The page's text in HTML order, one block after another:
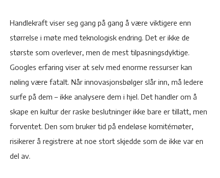
Handlekraft viser seg gang på gang å være viktigere enn
størrelse i møte med teknologisk endring. Det er ikke de
største som overlever, men de mest tilpasningsdyktige.
Googles erfaring viser at selv med enorme ressurser kan
nøling være fatalt. Når innovasjonsbølger slår inn, må ledere
surfe på dem – ikke analysere dem i hjel. Det handler om å
skape en kultur der raske beslutninger ikke bare er tillatt, men
forventet. Den som bruker tid på endeløse komitémøter,
risikerer å registrere at noe stort skjedde som de ikke var en
del av.